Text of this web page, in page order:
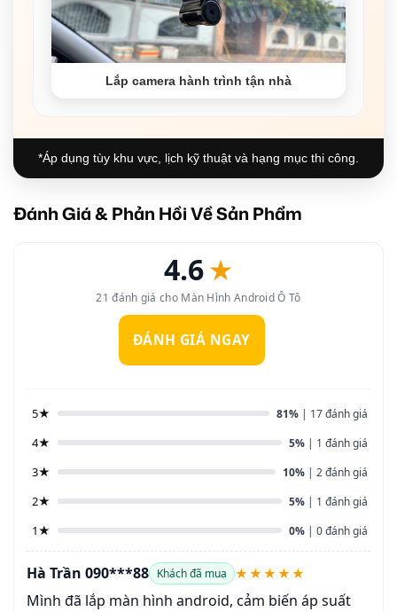
Lắp camera hành trình tận nhà
*Áp dụng tùy khu vực, lịch kỹ thuật và hạng mục thi công.
Đánh Giá & Phản Hồi Về Sản Phẩm
4.6★
21 đánh giá cho Màn Hình Android Ô Tô
ĐÁNH GIÁ NGAY
5★ 81% | 17 đánh giá
4★ 5% | 1 đánh giá
3★ 10% | 2 đánh giá
2★ 5% | 1 đánh giá
1★ 0% | 0 đánh giá
Hà Trần 090***88 Khách đã mua ★★★★★
Mình đã lắp màn hình android, cảm biến áp suất